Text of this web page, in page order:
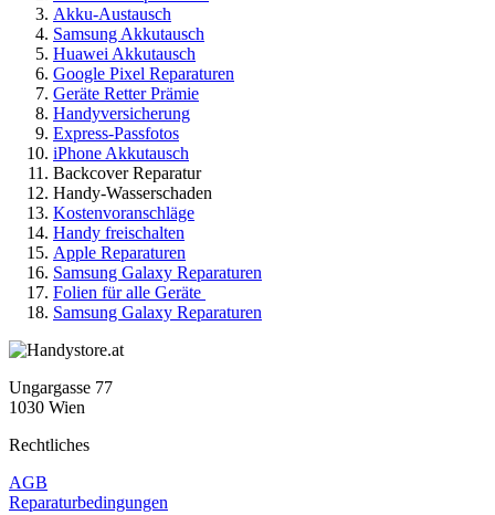
Akku-Austausch
Samsung Akkutausch
Huawei Akkutausch
Google Pixel Reparaturen
Geräte Retter Prämie
Handyversicherung
Express-Passfotos
iPhone Akkutausch
Backcover Reparatur
Handy-Wasserschaden
Kostenvoranschläge
Handy freischalten
Apple Reparaturen
Samsung Galaxy Reparaturen
Folien für alle Geräte
Samsung Galaxy Reparaturen
Ungargasse 77
1030 Wien
Rechtliches
AGB
Reparaturbedingungen